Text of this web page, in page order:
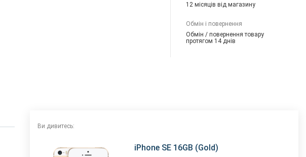
12 місяців від магазину
Обмін і повернення
Обмін / повернення товару
протягом 14 днів
Ви дивитесь:
iPhone SE 16GB (Gold)